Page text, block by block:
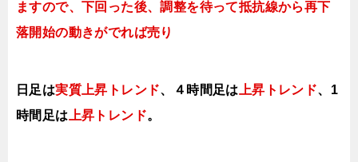
ますので、下回った後、調整を待って抵抗線から再下
落開始の動きがでれば売り
日足は実質上昇トレンド、４時間足は 上昇トレンド、1
時間足は 上昇トレンド。